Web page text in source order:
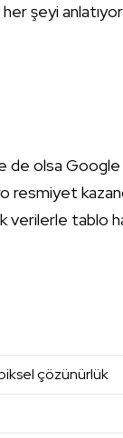
şeyi
de olsa
resmiyet
verilerle tablo
çözünürlük